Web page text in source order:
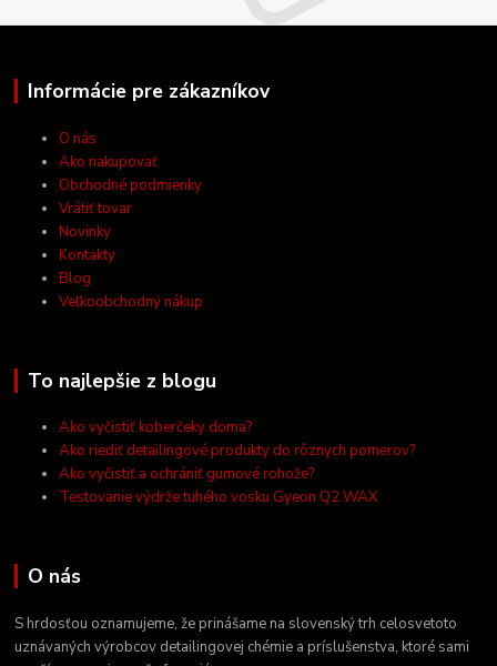
Informácie pre zákazníkov
O nás
Ako nakupovať
Obchodné podmienky
Vrátiť tovar
Novinky
Kontakty
Blog
Veľkoobchodný nákup
To najlepšie z blogu
Ako vyčistiť koberčeky doma?
Ako riediť detailingové produkty do rôznych pomerov?
Ako vyčistiť a ochrániť gumové rohože?
Testovanie výdrže tuhého vosku Gyeon Q2 WAX
O nás
S hrdosťou oznamujeme, že prinášame na slovenský trh celosvetoto
uznávaných výrobcov detailingovej chémie a príslušenstva, ktoré sami